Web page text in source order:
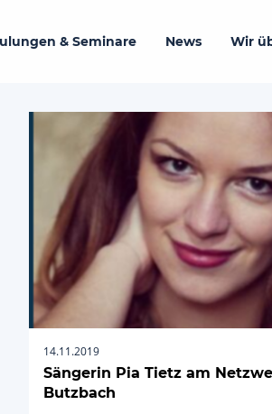
& Seminare News Wir
14.11.2019
Sängerin Pia Tietz am
Butzbach